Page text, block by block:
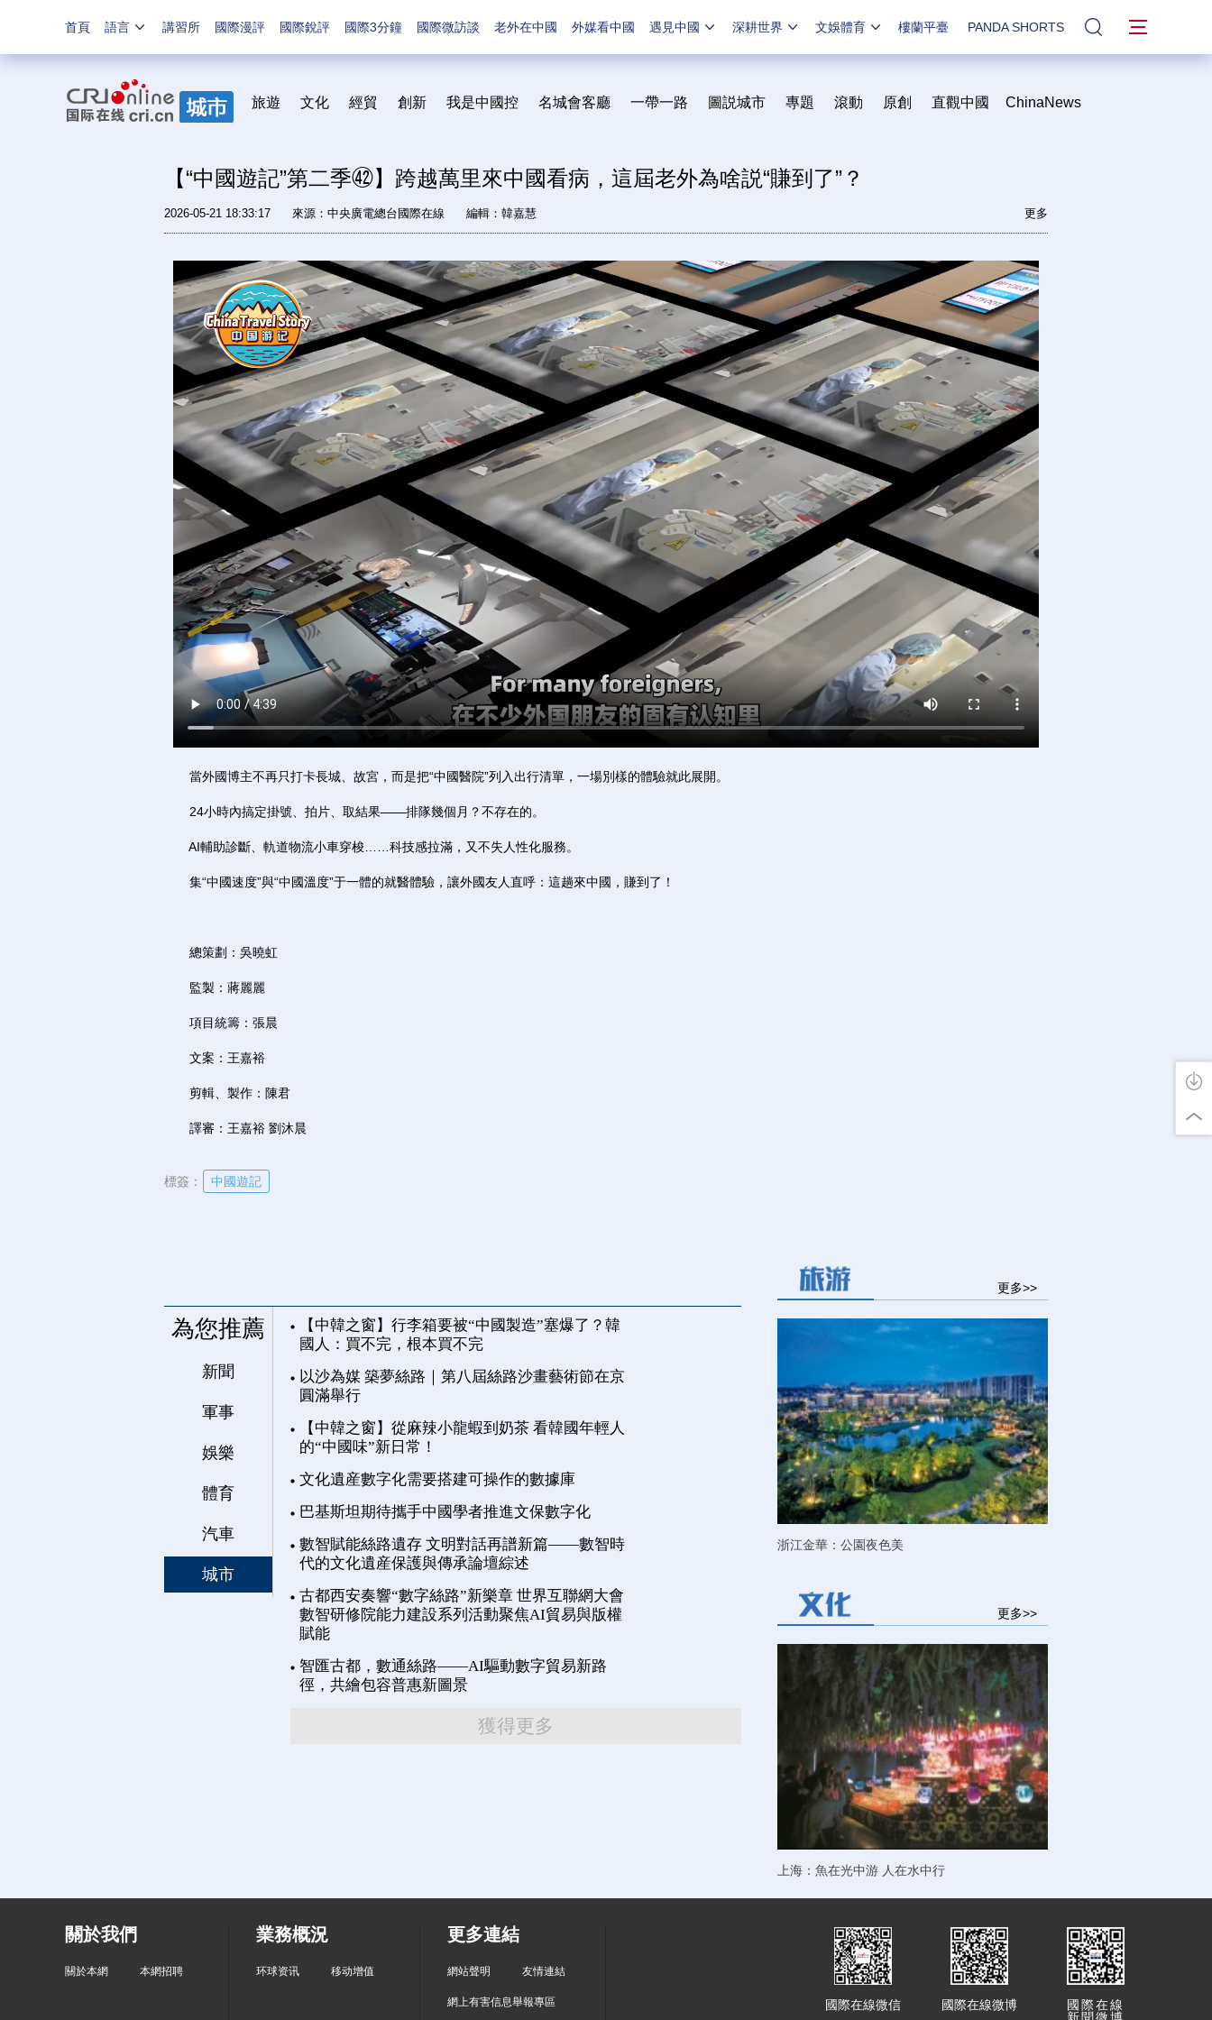
首頁 語言 講習所 國際漫評 國際銳評 國際3分鐘 國際微訪談 老外在中國 外媒看中國 遇見中國 深耕世界 文娛體育 樓蘭平臺 PANDA SHORTS 站內搜索
旅遊 文化 經貿 創新 我是中國控 名城會客廳 一帶一路 圖説城市 專題 滾動 原創 直觀中國 ChinaNews
【“中國遊記”第二季㊷】跨越萬里來中國看病，這屆老外為啥説“賺到了”？
2026-05-21 18:33:17 來源：中央廣電總台國際在線 編輯：韓嘉慧 更多
當外國博主不再只打卡長城、故宮，而是把“中國醫院”列入出行清單，一場別樣的體驗就此展開。
24小時內搞定掛號、拍片、取結果——排隊幾個月？不存在的。
AI輔助診斷、軌道物流小車穿梭……科技感拉滿，又不失人性化服務。
集“中國速度”與“中國溫度”于一體的就醫體驗，讓外國友人直呼：這趟來中國，賺到了！
總策劃：吳曉虹
監製：蔣麗麗
項目統籌：張晨
文案：王嘉裕
剪輯、製作：陳君
譯審：王嘉裕 劉沐晨
標簽： 中國遊記
為您推薦
新聞
軍事
娛樂
體育
汽車
城市
【中韓之窗】行李箱要被“中國製造”塞爆了？韓
國人：買不完，根本買不完
以沙為媒 築夢絲路｜第八屆絲路沙畫藝術節在京
圓滿舉行
【中韓之窗】從麻辣小龍蝦到奶茶 看韓國年輕人
的“中國味”新日常！
文化遺産數字化需要搭建可操作的數據庫
巴基斯坦期待攜手中國學者推進文保數字化
數智賦能絲路遺存 文明對話再譜新篇——數智時
代的文化遺産保護與傳承論壇綜述
古都西安奏響“數字絲路”新樂章 世界互聯網大會
數智研修院能力建設系列活動聚焦AI貿易與版權
賦能
智匯古都，數通絲路——AI驅動數字貿易新路
徑，共繪包容普惠新圖景
獲得更多
更多>>
浙江金華：公園夜色美
更多>>
上海：魚在光中游 人在水中行
關於我們
關於本網 本網招聘
業務概況
环球资讯 移动增值
更多連結
網站聲明 友情連結
網上有害信息舉報專區
國際在線
國際在線微博
國際在線微信